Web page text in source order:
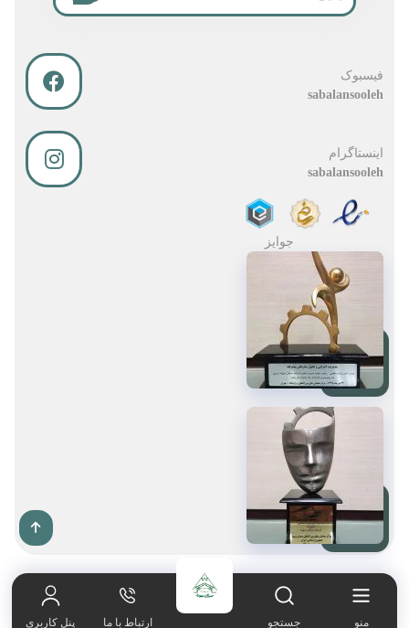
صفحه اصلی
021-65606180
منو جستجو ارتباط با ما پنل کاربری
فیسبوک
sabalansooleh
اینستاگرام
sabalansooleh
جوایز